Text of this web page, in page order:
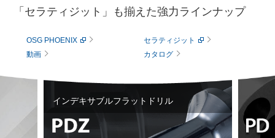
「セラティジット」も揃えた強力ラインナップ
OSG PHOENIX
セラティジット
動画
カタログ
インデキサブルフラットドリル